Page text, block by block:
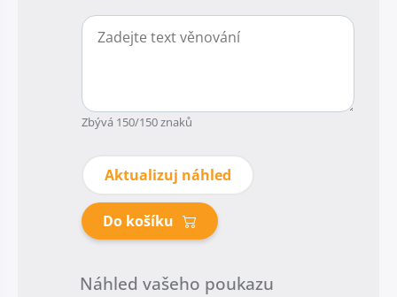
Zbývá 150/150 znaků
Aktualizuj náhled
Do košíku
Náhled vašeho poukazu